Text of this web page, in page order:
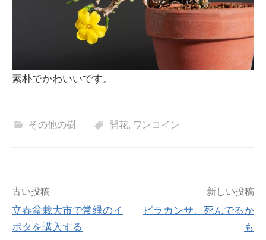
素朴でかわいいです。
その他の樹 開花 ワンコイン
投
稿
古い投稿
立春盆栽大市で常緑のイ
ボタを購入する
新しい投稿
ピラカンサ、死んでるか
も